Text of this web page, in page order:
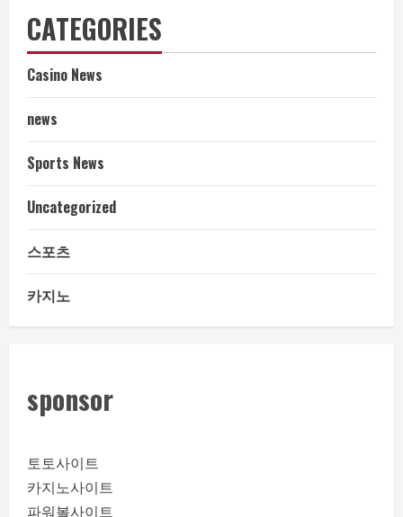
CATEGORIES
Casino News
news
Sports News
Uncategorized
스포츠
카지노
sponsor
토토사이트
카지노사이트
파워볼사이트